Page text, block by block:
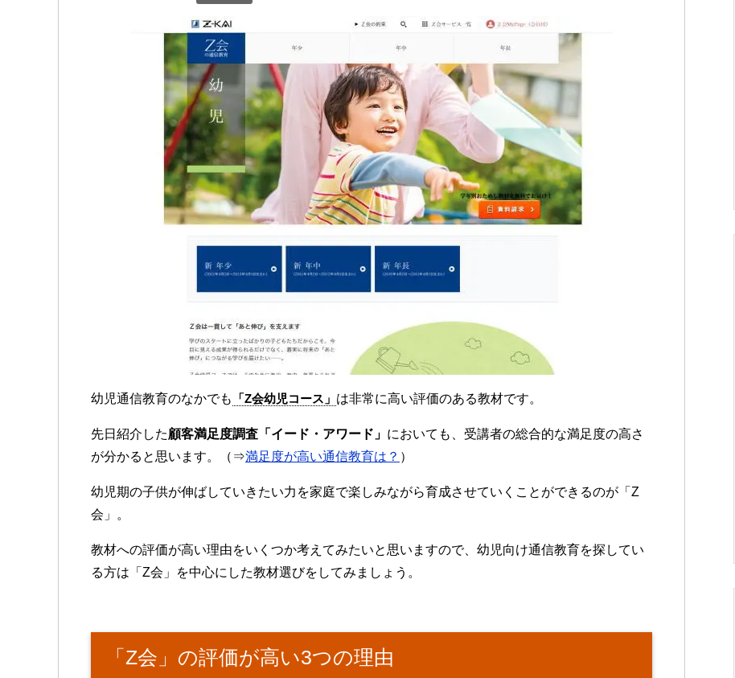
幼児通信教育のなかでも 「Z会幼児コース」 は非常に高い評価のある教材です。
先日紹介した顧客満足度調査「イード・アワード」 においても、受講者の総合的な満足度の高さ
が分かると思います。（⇒満足度が高い通信教育は？ ）
幼児期の子供が伸ばしていきたい力を家庭で楽しみながら育成させていくことができるのが「Z
会」。
教材への評価が高い理由をいくつか考えてみたいと思いますので、幼児向け通信教育を探してい
る方は「Z会」を中心にした教材選びをしてみましょう。
「Z会」の評価が高い3つの理由